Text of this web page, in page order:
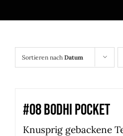
Sortieren nach Datum
#08 BODHI POCKET
Knusprig gebackene